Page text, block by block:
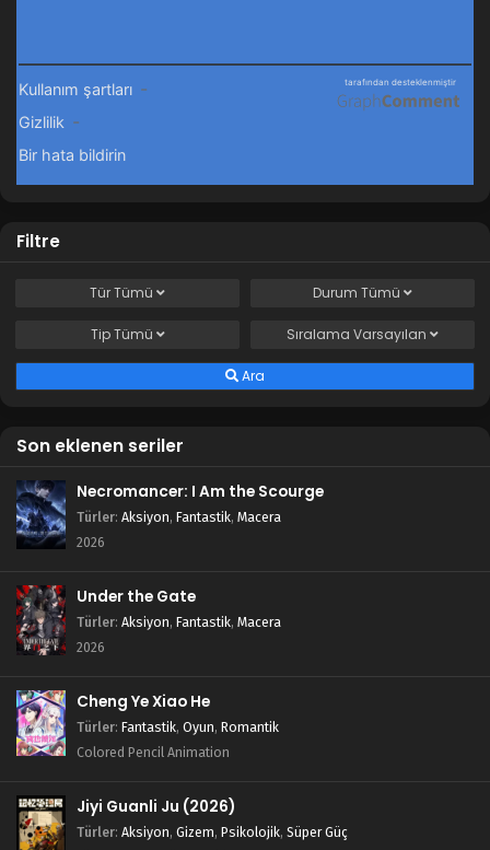
Filtre
TürTümü Durum Tümü
TipTümü Sıralama Varsayılan
Ara
Son eklenen seriler
Necromancer: I Am the Scourge
Türler: Aksiyon, Fantastik, Macera
2026
Under the Gate
Türler: Aksiyon, Fantastik, Macera
2026
Cheng Ye Xiao He
Türler: Fantastik, Oyun, Romantik
Colored Pencil Animation
Jiyi Guanli Ju (2026)
Türler: Aksiyon, Gizem, Psikolojik, Süper Güç